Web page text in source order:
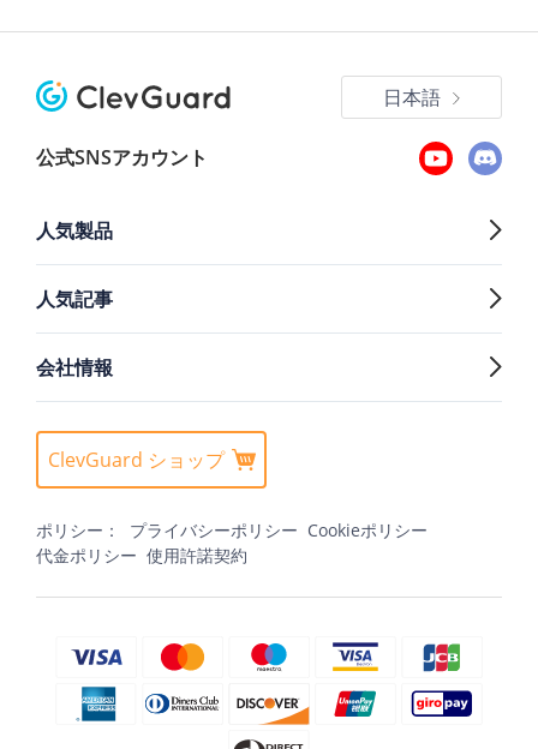
公式SNSアカウント
日本語
人気製品
人気記事
会社情報
ClevGuard ショップ
ポリシー： プライバシーポリシー Cookieポリシー
代金ポリシー 使用許諾契約